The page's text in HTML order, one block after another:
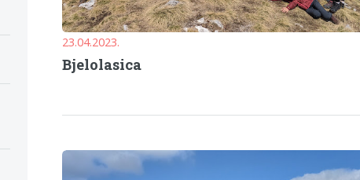
23.04.2023.
Bjelolasica